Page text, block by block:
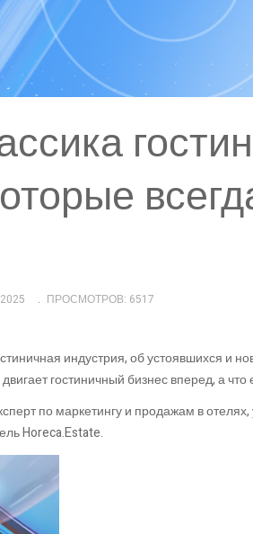
ПРОСМОТРОВ: 6517
индустрия, об устоявшихся и
гостиничный бизнес вперед, а что
по маркетингу и продажам в
Horeca.Estate.